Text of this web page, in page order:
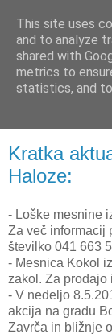
Kratka
Haloze:
- Loške mesnine
Za več informacij
številko 041 663
- Mesnica Kokol
zakol. Za
- V nedeljo
akcija na gradu
Zavrča in bližnje
This site uses
and to analyze
shared with
metrics to
statistics, and